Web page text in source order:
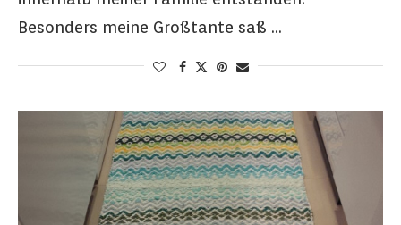
Besonders meine Großtante saß …